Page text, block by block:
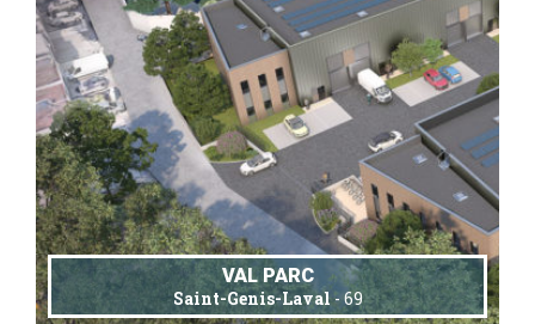
VAL PARC
Saint-Genis-Laval- 69